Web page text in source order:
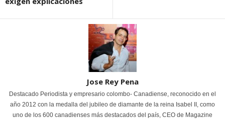
Jose Rey Pena
Destacado Periodista y empresario colombo- Canadiense, reconocido en el
año 2012 con la medalla del jubileo de diamante de la reina Isabel II, como
uno de los 600 canadienses más destacados del país, CEO de Magazine